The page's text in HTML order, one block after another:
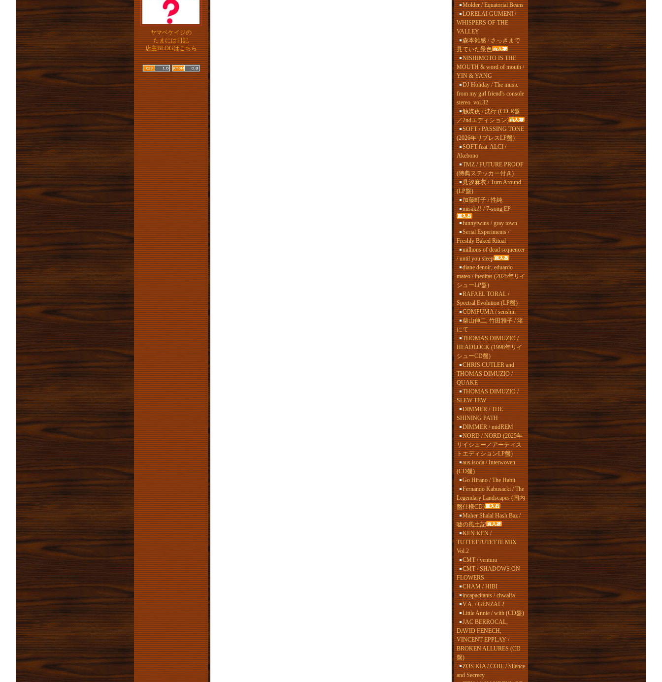
ヤマベケイジの
たまには日記
店主BLOGはこちら
Molder / Equatorial Beans
LORELAI GUMENI /
WHISPERS OF THE
VALLEY
森本雑感 / さっきまで
見ていた景色
NISHIMOTO IS THE
MOUTH & word of mouth /
YIN & YANG
DJ Holiday / The music
from my girl friend's console
stereo. vol.32
触媒夜 / 沈行 (CD-R盤
／2ndエディション)
SOFT / PASSING TONE
(2026年リプレスLP盤)
SOFT feat. ALCI /
Akebono
TMZ / FUTURE PROOF
(特典ステッカー付き)
見汐麻衣 / Turn Around
(LP盤)
加藤町子 / 性純
misaki!! / 7-song EP
funnytwins / gray town
Serial Experiments /
Freshly Baked Ritual
millions of dead sequencer
/ until you sleep
diane denoir, eduardo
mateo / ineditas (2025年リイ
シューLP盤)
RAFAEL TORAL /
Spectral Evolution (LP盤)
COMPUMA / senshin
柴山伸二, 竹田雅子 / 渚
にて
THOMAS DIMUZIO /
HEADLOCK (1998年リイ
シューCD盤)
CHRIS CUTLER and
THOMAS DIMUZIO /
QUAKE
THOMAS DIMUZIO /
SLEW TEW
DIMMER / THE
SHINING PATH
DIMMER / midREM
NORD / NORD (2025年
リイシュー／アーティス
トエディションLP盤)
aus isoda / Interwoven
(CD盤)
Go Hirano / The Habit
Fernando Kabusacki / The
Legendary Landscapes (国内
盤仕様CD)
Maher Shalal Hash Baz /
嘘の風土記
KEN KEN /
TUTTETTUTETTE MIX
Vol.2
CMT / ventura
CMT / SHADOWS ON
FLOWERS
CHAM / HIBI
incapacitants / chwalfa
V.A. / GENZAI 2
Little Annie / with (CD盤)
JAC BERROCAL,
DAVID FENECH,
VINCENT EPPLAY /
BROKEN ALLURES (CD
盤)
ZOS KIA / COIL / Silence
and Secrecy